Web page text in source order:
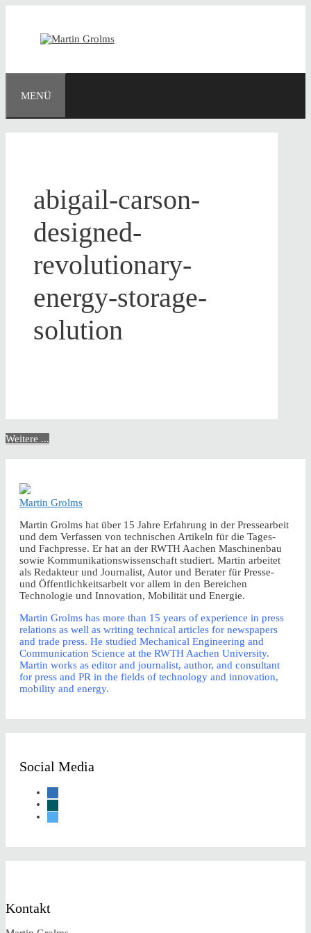
springen
MENÜ
abigail-carson-
designed-
revolutionary-
energy-storage-
solution
Weitere ...
Martin Grolms
Martin Grolms hat über 15 Jahre Erfahrung in der Pressearbeit
und dem Verfassen von technischen Artikeln für die Tages-
und Fachpresse. Er hat an der RWTH Aachen Maschinenbau
sowie Kommunikationswissenschaft studiert. Martin arbeitet
als Redakteur und Journalist, Autor und Berater für Presse-
und Öffentlichkeitsarbeit vor allem in den Bereichen
Technologie und Innovation, Mobilität und Energie.
Martin Grolms has more than 15 years of experience in press
relations as well as writing technical articles for newspapers
and trade press. He studied Mechanical Engineering and
Communication Science at the RWTH Aachen University.
Martin works as editor and journalist, author, and consultant
for press and PR in the fields of technology and innovation,
mobility and energy.
Social Media
linkedin
xing
Kontakt